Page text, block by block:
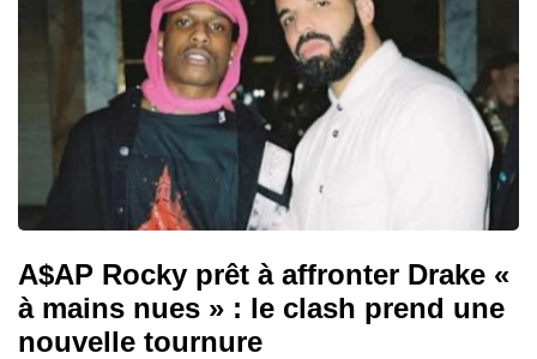
A$AP Rocky prêt à affronter Drake «
à mains nues » : le clash prend une
nouvelle tournure